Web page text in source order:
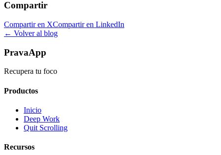
Compartir
Compartir en XCompartir en LinkedIn
← Volver al blog
PravaApp
Recupera tu foco
Productos
Inicio
Deep Work
Quit Scrolling
Recursos